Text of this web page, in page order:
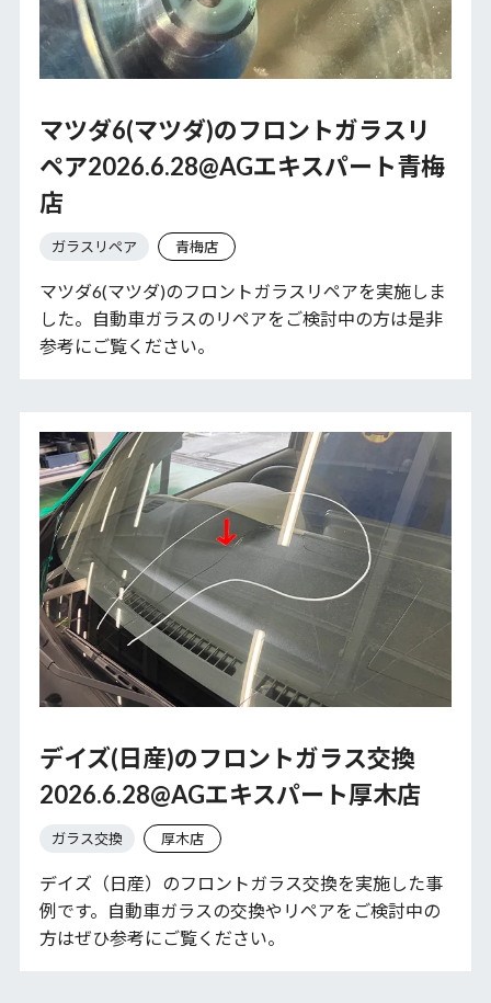
マツダ6(マツダ)のフロントガラスリ
ペア2026.6.28@AGエキスパート青梅
店
ガラスリペア 青梅店
マツダ6(マツダ)のフロントガラスリペアを実施しま
した。自動車ガラスのリペアをご検討中の方は是非
参考にご覧ください。
デイズ(日産)のフロントガラス交換
2026.6.28@AGエキスパート厚木店
ガラス交換 厚木店
デイズ（日産）のフロントガラス交換を実施した事
例です。自動車ガラスの交換やリペアをご検討中の
方はぜひ参考にご覧ください。